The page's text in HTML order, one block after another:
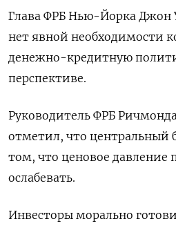
Глава ФРБ Нью-Йорка Джон
нет явной необходимости
денежно-кредитную
перспективе.
Руководитель ФРБ
отметил, что центральный
том, что ценовое давление
ослабевать.
Инвесторы морально